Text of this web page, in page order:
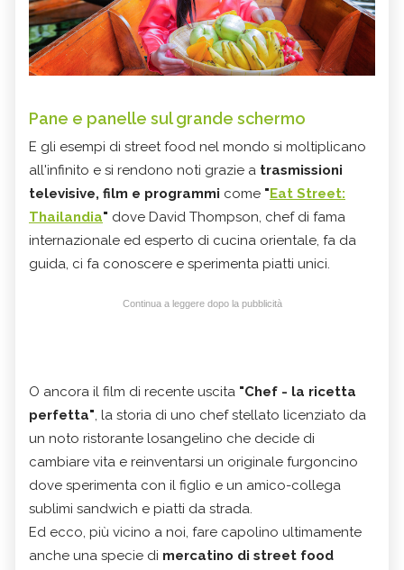
Pane e panelle sul grande schermo
E gli esempi di street food nel mondo si moltiplicano
all'infinito e si rendono noti grazie a trasmissioni
televisive, film e programmi come "Eat Street:
Thailandia" dove David Thompson, chef di fama
internazionale ed esperto di cucina orientale, fa da
guida, ci fa conoscere e sperimenta piatti unici.
Continua a leggere dopo la pubblicità
O ancora il film di recente uscita "Chef - la ricetta
perfetta", la storia di uno chef stellato licenziato da
un noto ristorante losangelino che decide di
cambiare vita e reinventarsi un originale furgoncino
dove sperimenta con il figlio e un amico-collega
sublimi sandwich e piatti da strada.
Ed ecco, più vicino a noi, fare capolino ultimamente
anche una specie di mercatino di street food